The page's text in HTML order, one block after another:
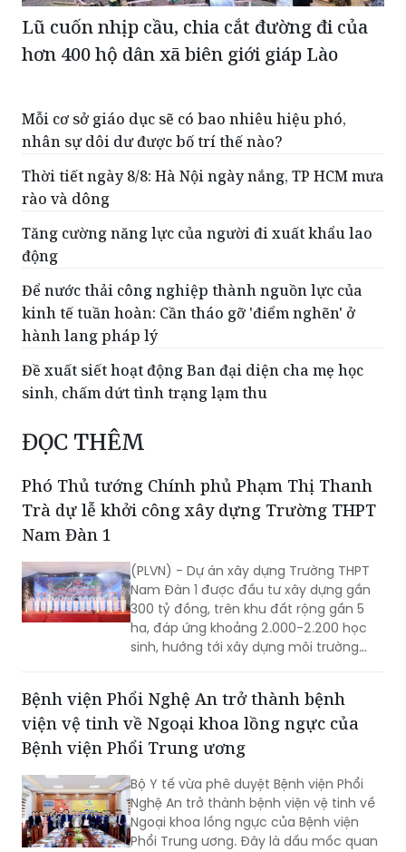
Lũ cuốn nhịp cầu, chia cắt đường đi của
hơn 400 hộ dân xã biên giới giáp Lào
Mỗi cơ sở giáo dục sẽ có bao nhiêu hiệu phó,
nhân sự dôi dư được bố trí thế nào?
Thời tiết ngày 8/8: Hà Nội ngày nắng, TP HCM mưa
rào và dông
Tăng cường năng lực của người đi xuất khẩu lao
động
Để nước thải công nghiệp thành nguồn lực của
kinh tế tuần hoàn: Cần tháo gỡ 'điểm nghẽn' ở
hành lang pháp lý
Đề xuất siết hoạt động Ban đại diện cha mẹ học
sinh, chấm dứt tình trạng lạm thu
ĐỌC THÊM
Phó Thủ tướng Chính phủ Phạm Thị Thanh
Trà dự lễ khởi công xây dựng Trường THPT
Nam Đàn 1
(PLVN) - Dự án xây dựng Trường THPT
Nam Đàn 1 được đầu tư xây dựng gần
300 tỷ đồng, trên khu đất rộng gần 5
ha, đáp ứng khoảng 2.000-2.200 học
sinh, hướng tới xây dựng môi trường
trị nhân văn.
Bệnh viện Phổi Nghệ An trở thành bệnh
viện vệ tinh về Ngoại khoa lồng ngực của
Bệnh viện Phổi Trung ương
Bộ Y tế vừa phê duyệt Bệnh viện Phổi
Nghệ An trở thành bệnh viện vệ tinh về
Ngoại khoa lồng ngực của Bệnh viện
Phổi Trung ương. Đây là dấu mốc quan